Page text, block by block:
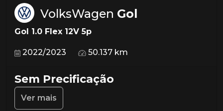
VolksWagen Gol
Gol 1.0 Flex 12V 5p
2022/2023 50.137 km
Sem Precificação
Ver mais